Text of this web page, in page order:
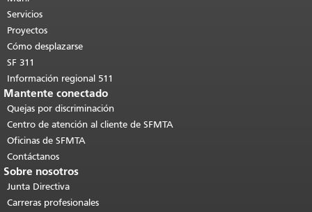
páginas.Volver al principio del
contenido principal
Servicios
Proyectos
Cómo desplazarse
SF 311
Información regional 511
Mantente conectado
Quejas por discriminación
Centro de atención al cliente de SFMTA
Oficinas de SFMTA
Contáctanos
Sobre nosotros
Junta Directiva
Carreras profesionales